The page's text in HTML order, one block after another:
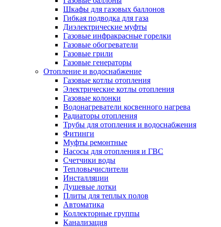
Шкафы для газовых баллонов
Гибкая подводка для газа
Диэлектрические муфты
Газовые инфракрасные горелки
Газовые обогреватели
Газовые грили
Газовые генераторы
Отопление и водоснабжение
Газовые котлы отопления
Электрические котлы отопления
Газовые колонки
Водонагреватели косвенного нагрева
Радиаторы отопления
Трубы для отопления и водоснабжения
Фитинги
Муфты ремонтные
Насосы для отопления и ГВС
Счетчики воды
Тепловычислители
Инсталляции
Душевые лотки
Плиты для теплых полов
Автоматика
Коллекторные группы
Канализация